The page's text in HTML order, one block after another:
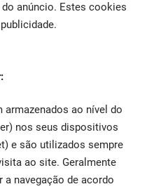
anúncio. Estes cookies
armazenados ao nível do
nos seus dispositivos
e são utilizados sempre
ao site. Geralmente
navegação de acordo